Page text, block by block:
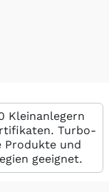
Kleinanlegern
Turbo-
Produkte und
geeignet.